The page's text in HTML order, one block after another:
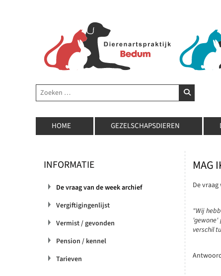
Zoeken ZOEKEN
HOME GEZELSCHAPSDIEREN
MAG
De
"Wij
'gewone'
verschil
INFORMATIE
De vraag van de week archief
Vergiftigingenlijst
Vermist / gevonden
Pension / kennel
Tarieven